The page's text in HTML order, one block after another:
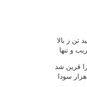
تن ز بالا
و تنها
قرین شد
سودا